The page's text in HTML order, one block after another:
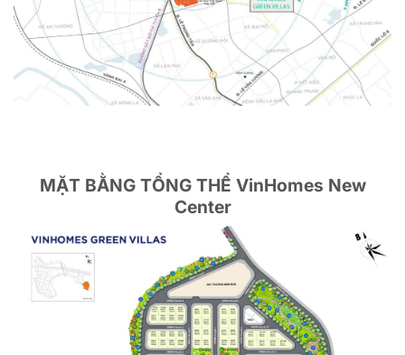
MẶT BẰNG TỔNG THỂ VinHomes New
Center